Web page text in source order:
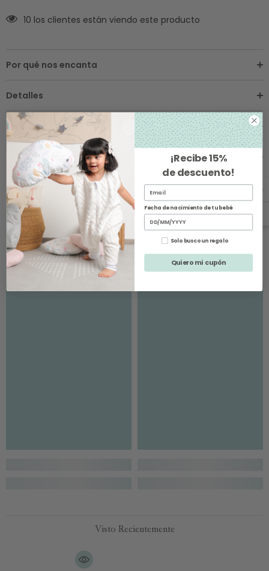
10 los clientes están viendo este producto
Por qué nos encanta
Detalles
Sobre los Envíos
Instrucciones de Cuidado
Cambios y Devoluciones
Productos Relacionados
Visto Recientemente
¡Recibe15%
de descuento!
Fecha de nacimiento de tu bebé
Solo busco un regalo
Quiero mi cupón